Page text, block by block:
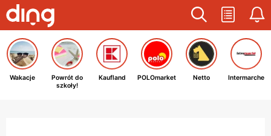
Wakacje
Powrót do
szkoły!
Kaufland POLOmarket Netto Intermarche